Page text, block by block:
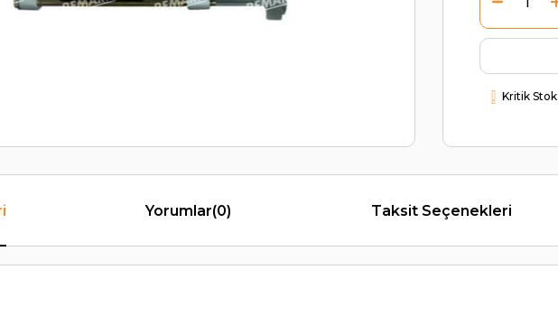
Kritik Stok
Yorumlar(0) Taksit Seçenekleri